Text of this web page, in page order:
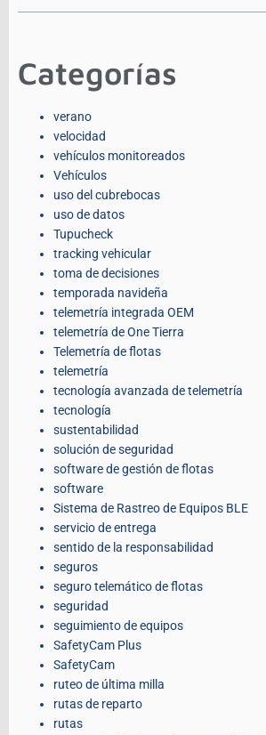
Categorías
verano
velocidad
vehículos monitoreados
Vehículos
uso del cubrebocas
uso de datos
Tupucheck
tracking vehicular
toma de decisiones
temporada navideña
telemetría integrada OEM
telemetría de One Tierra
Telemetría de flotas
telemetría
tecnología avanzada de telemetría
tecnología
sustentabilidad
solución de seguridad
software de gestión de flotas
software
Sistema de Rastreo de Equipos BLE
servicio de entrega
sentido de la responsabilidad
seguros
seguro telemático de flotas
seguridad
seguimiento de equipos
SafetyCam Plus
SafetyCam
ruteo de última milla
rutas de reparto
rutas